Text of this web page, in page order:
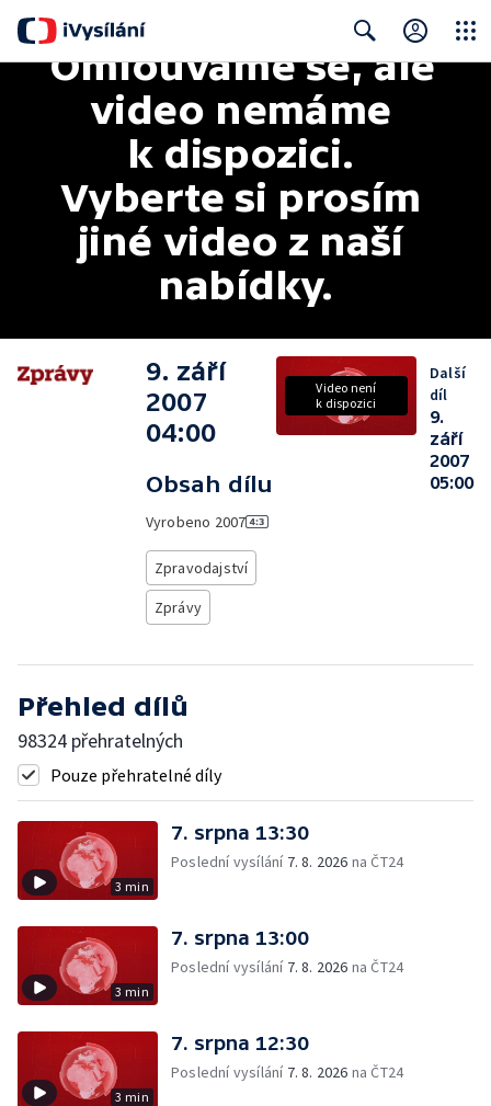
Search
Omlouváme se, ale
video nemáme
k dispozici.
Vyberte si prosím
jiné video z naší
nabídky.
9. září
2007
04:00
Obsah dílu
Vyrobeno 2007
Zpravodajství
Zprávy
Video není
k dispozici
Další
díl
9.
září
2007
05:00
Přehled dílů
98324 přehratelných
Pouze přehratelné díly
3 min
7. srpna 13:30
Poslední vysílání 7. 8. 2026 na ČT24
3 min
7. srpna 13:00
Poslední vysílání 7. 8. 2026 na ČT24
3 min
7. srpna 12:30
Poslední vysílání 7. 8. 2026 na ČT24